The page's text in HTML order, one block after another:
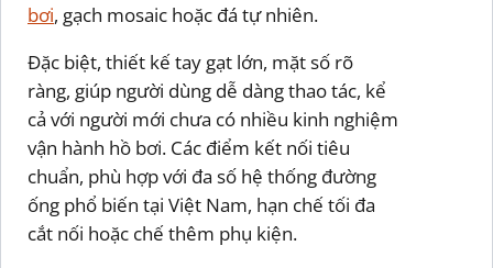
bơi, gạch mosaic hoặc đá tự nhiên.
Đặc biệt, thiết kế tay gạt lớn, mặt số rõ
ràng, giúp người dùng dễ dàng thao tác, kể
cả với người mới chưa có nhiều kinh nghiệm
vận hành hồ bơi. Các điểm kết nối tiêu
chuẩn, phù hợp với đa số hệ thống đường
ống phổ biến tại Việt Nam, hạn chế tối đa
cắt nối hoặc chế thêm phụ kiện.